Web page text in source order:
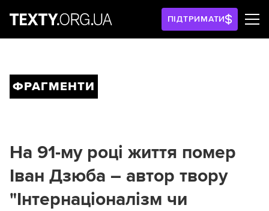
ПІДТРИМАТИ
ФРАГМЕНТИ
На 91-му році життя помер
Іван Дзюба – автор твору
"Інтернаціоналізм чи